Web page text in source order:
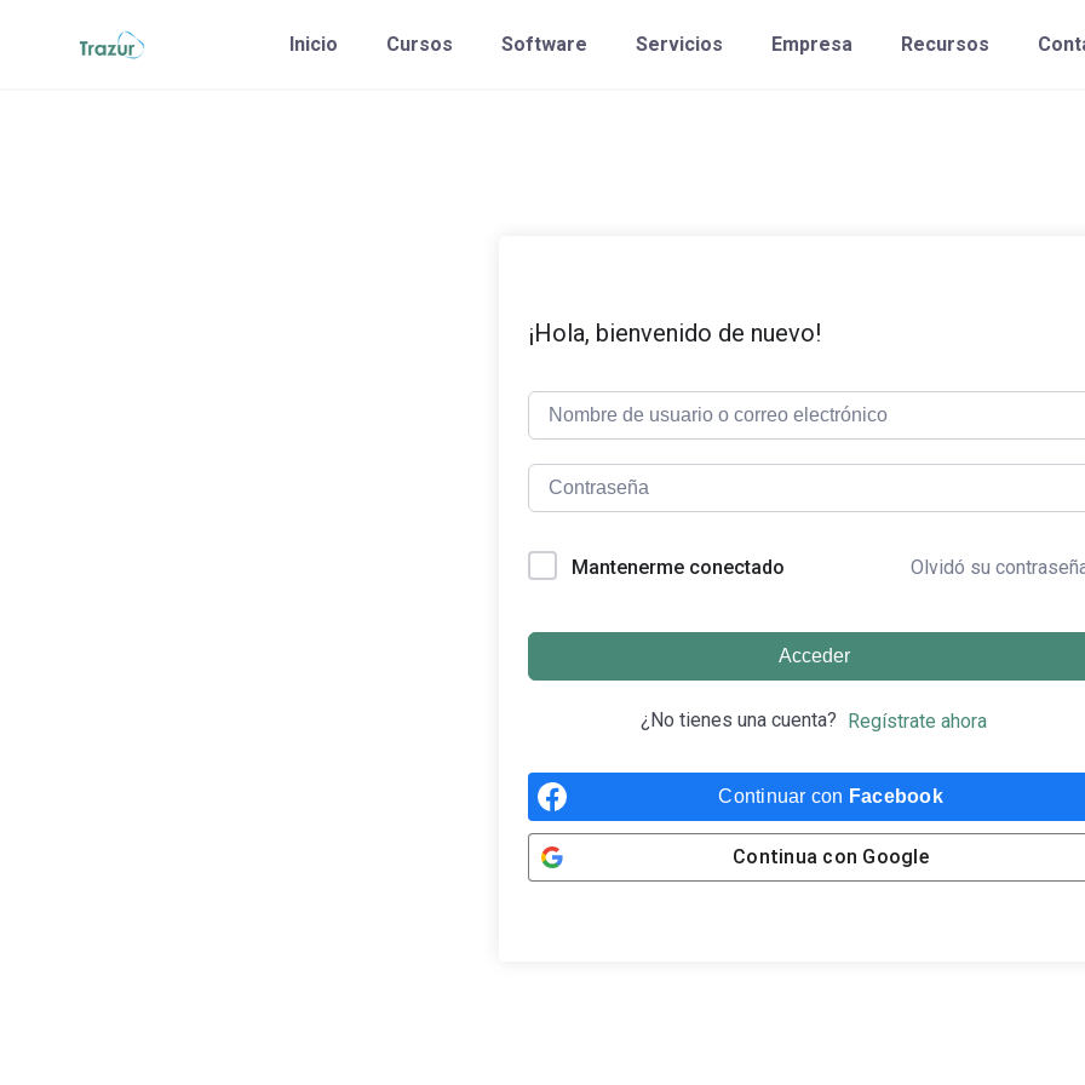
Inicio Cursos Software Servicios Empresa Recursos
¡Hola, bienvenido de nuevo!
Mantenerme conectado Olvidó su
Acceder
¿No tienes una cuenta? Regístrate ahora
Continuar con Facebook
Continua con Google